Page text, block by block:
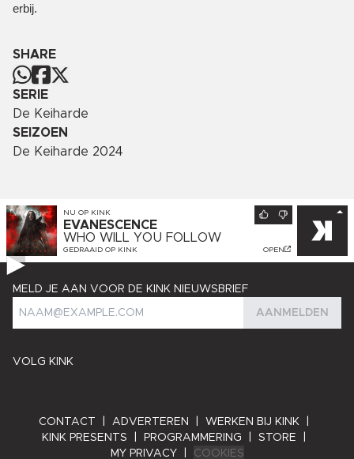
erbij.
SHARE
SERIE
De Keiharde
SEIZOEN
De Keiharde 2024
NU OP KINK
EVANESCENCE
WHO WILL YOU FOLLOW
GEDRAAID OP KINK OPEN
VOLG KINK
MELD JE AAN VOOR DE KINK NIEUWSBRIEF
AANMELDEN
CONTACT ADVERTEREN WERKEN BIJ KINK
KINK PRESENTS
PROGRAMMERING STORE
MY PRIVACY
COOKIES